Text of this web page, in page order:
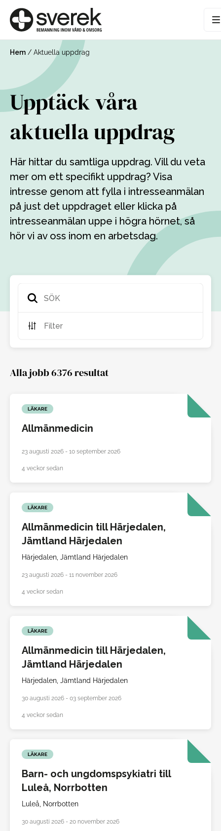
Hem / Aktuella uppdrag
Upptäck våra
aktuella uppdrag
Här hittar du samtliga uppdrag. Vill du veta
mer om ett specifikt uppdrag? Visa
intresse genom att fylla i intresseanmälan
på just det uppdraget eller klicka på
intresseanmälan uppe i högra hörnet, så
hör vi av oss inom en arbetsdag.
Filter
Alla jobb 6376 resultat
LÄKARE
Allmänmedicin
23 augusti 2026 - 10 september 2026
4 veckor sedan
LÄKARE
Allmänmedicin till Härjedalen,
Jämtland Härjedalen
Härjedalen, Jämtland Härjedalen
23 augusti 2026 - 11 november 2026
4 veckor sedan
LÄKARE
Allmänmedicin till Härjedalen,
Jämtland Härjedalen
Härjedalen, Jämtland Härjedalen
30 augusti 2026 - 03 september 2026
4 veckor sedan
LÄKARE
Barn- och ungdomspsykiatri till
Luleå, Norrbotten
Luleå, Norrbotten
30 augusti 2026 - 20 november 2026